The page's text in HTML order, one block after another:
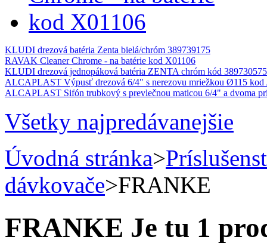
KLUDI drezová batéria Zenta bielá/chróm 389739175
RAVAK Cleaner Chrome - na batérie kod X01106
KLUDI drezová jednopáková batéria ZENTA chróm kód 389730575
ALCAPLAST Výpusť drezová 6/4" s nerezovu mriežkou Ø115 kod
ALCAPLAST Sifón trubkový s prevlečnou maticou 6/4" a dvoma
Všetky najpredávanejšie
Úvodná stránka>
dávkovače>FRANKE
FRANKE Je tu 1